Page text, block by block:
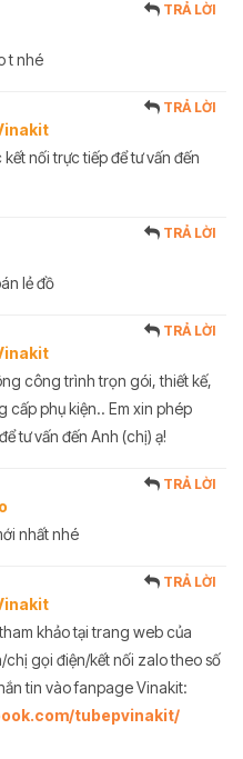
TRẢ LỜI
t nhé
TRẢ LỜI
nối trực tiếp để tư vấn đến
TRẢ LỜI
lẻ đồ
TRẢ LỜI
công trình trọn gói, thiết kế,
cấp phụ kiện.. Em xin phép
tư vấn đến Anh (chị) ạ!
TRẢ LỜI
nhất nhé
TRẢ LỜI
khảo tại trang web của
chị gọi điện/kết nối zalo theo số
tin vào fanpage Vinakit:
tubepvinakit/